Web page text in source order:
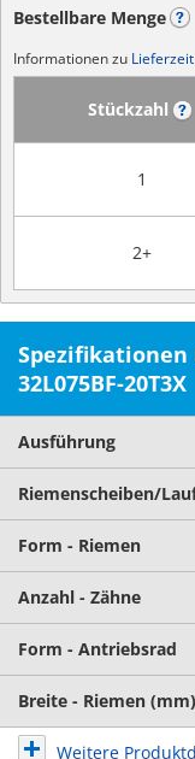
Bestellbare Menge
Informationen zu
Stückzahl
1
2+
Spezifikationen
32L075BF-20T3X
Ausführung
Riemenscheiben/
Form - Riemen
Anzahl - Zähne
Form - Antriebsrad
Breite - Riemen (mm)
Weitere